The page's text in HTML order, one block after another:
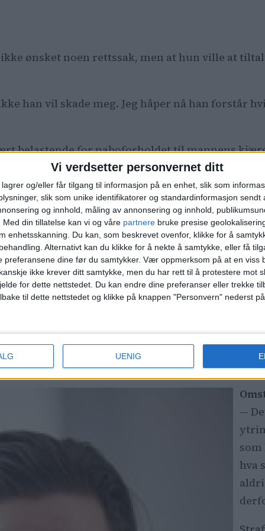
Vi verdsetter personvernet ditt
og/eller får tilgang til informasjon på en enhet, slik som
slik som unike identifikatorer og standardinformasjon sendt
og innhold, måling av annonsering og innhold,
Med din tillatelse kan vi og våre partnere bruke presise
enhetsskanning. Du kan, som beskrevet ovenfor, klikke for å
Alternativt kan du klikke for å nekte å samtykke, eller få
preferansene dine før du samtykker. Vær oppmerksom på at en viss
ikke krever ditt samtykke, men du har rett til å protestere mot
for dette nettstedet. Du kan endre dine preferanser eller trekke
til dette nettstedet og klikke på knappen "Personvern" nederst på
UENIG
ønsket noen rettssak, men at hun ville at
han vil skade meg. Jeg håper nå han forstår
belastende for naboforholdet til mannens
hun drittkjerringa som har dratt kjæresten
hun.
ved Manglerud politistasjon førte
og rettet mot kvinnens etnisitet. I tillegg var
et annet menneske, sier hun.
Mannens forsvarer, advokat Håvard
—
hva